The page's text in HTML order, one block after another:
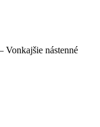
Vonkajšie nástenné